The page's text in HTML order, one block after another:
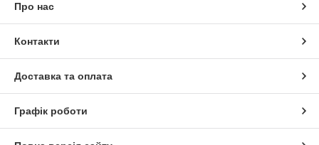
Про нас
Контакти
Доставка та оплата
Графік роботи